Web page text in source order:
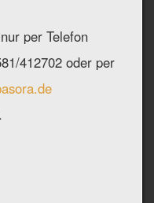
per Telefon
412702 oder per